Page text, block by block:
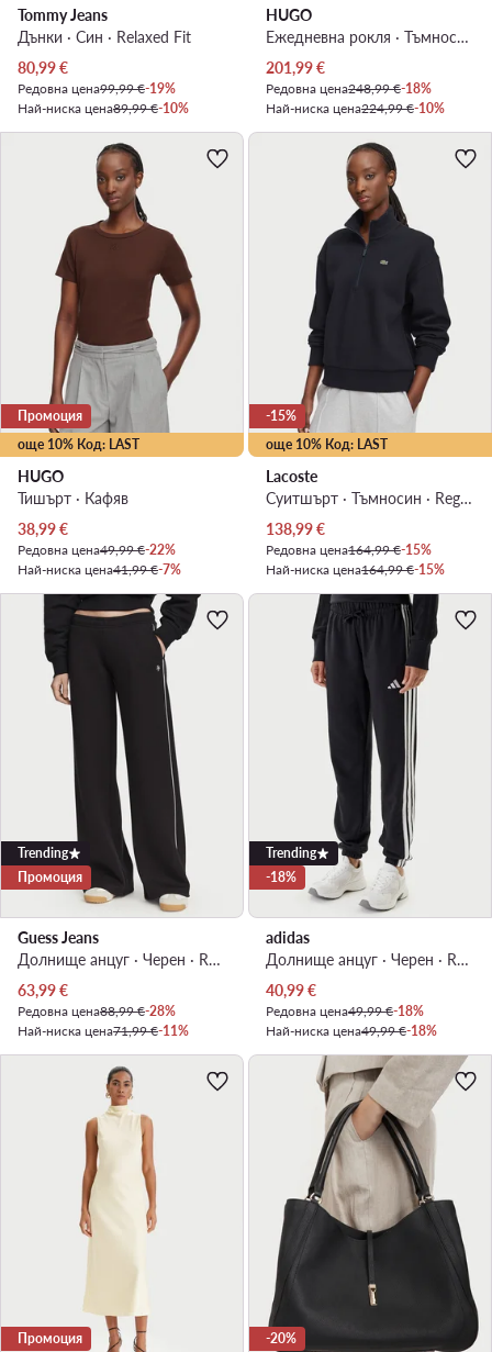
Tommy Jeans
Дънки · Син · Relaxed Fit
Актуална цена
80,99€
Редовна цена99,99 €-19%
Най-ниска цена89,99 €-10%
HUGO
Ежедневна рокля · Тъмносин · Мини
Актуална цена
201,99€
Редовна цена248,99 €-18%
Най-ниска цена224,99 €-10%
още 10% Код: LAST
Промоция
HUGO
Тишърт · Кафяв
Актуална цена
38,99€
Редовна цена49,99 €-22%
Най-ниска цена41,99 €-7%
още 10% Код: LAST
-15%
Lacoste
Суитшърт · Тъмносин · Regular Fit
Актуална цена
138,99€
Редовна цена164,99 €-15%
Най-ниска цена164,99 €-15%
Trending
Промоция
Guess Jeans
Долнище анцуг · Черен · Regular Fit
Актуална цена
63,99€
Редовна цена88,99 €-28%
Най-ниска цена71,99 €-11%
Trending
-18%
adidas
Долнище анцуг · Черен · Regular Fit
Актуална цена
40,99€
Редовна цена49,99 €-18%
Най-ниска цена49,99 €-18%
Промоция -20%